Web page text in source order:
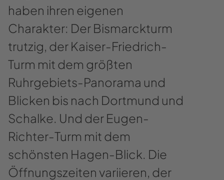
haben ihren eigenen
Charakter: Der Bismarckturm
trutzig, der Kaiser-Friedrich-
Turm mit dem größten
Ruhrgebiets-Panorama und
Blicken bis nach Dortmund und
Schalke. Und der Eugen-
Richter-Turm mit dem
schönsten Hagen-Blick. Die
Öffnungszeiten variieren, der